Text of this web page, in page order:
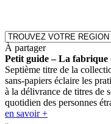
À partager
Petit guide – La fabrique
Septième titre de la
sans-papiers éclaire les
à la délivrance de titres de
quotidien des personnes
en savoir +